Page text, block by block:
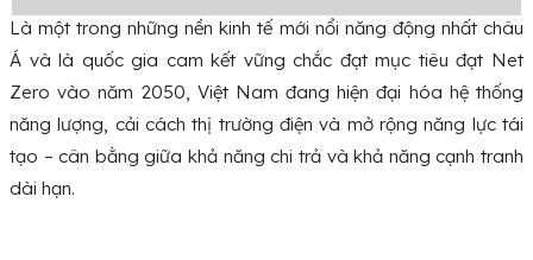
Là một trong những nền kinh tế mới nổi năng động nhất châu
Á và là quốc gia cam kết vững chắc đạt mục tiêu đạt Net
Zero vào năm 2050, Việt Nam đang hiện đại hóa hệ thống
năng lượng, cải cách thị trường điện và mở rộng năng lực tái
tạo – cân bằng giữa khả năng chi trả và khả năng cạnh tranh
dài hạn.